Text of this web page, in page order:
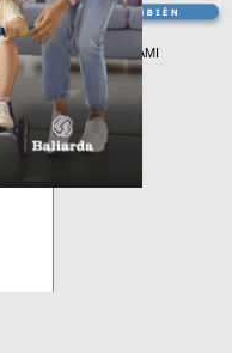
Vademécum
Descuentos PAMI